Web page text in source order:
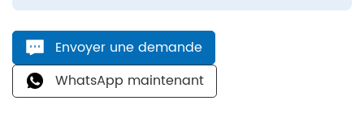
Envoyer une demande
WhatsApp maintenant